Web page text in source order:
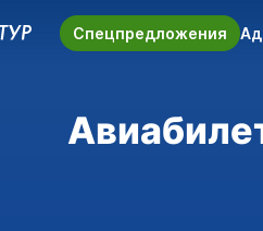
Спецпредложения